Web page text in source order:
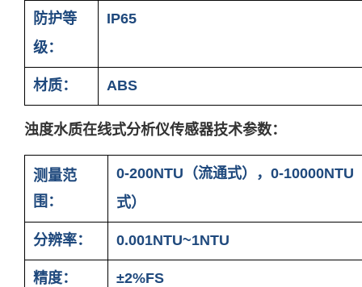
防护等
级：
IP65
材质： ABS
浊度水质在线式分析仪传感器技术参数：
测量范
围：
0-200NTU（流通式），0-10000NTU
式）
分辨率： 0.001NTU~1NTU
精度： ±2%FS